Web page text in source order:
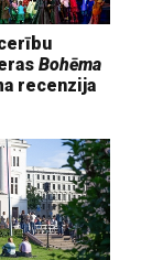
Bohēma
recenzija